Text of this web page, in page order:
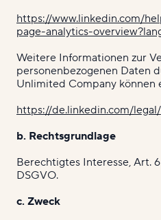
https://www.linkedin.com/
page-analytics-
Weitere Informationen zur
personenbezogenen Daten
Unlimited Company können
https://de.linkedin.com/
b. Rechtsgrundlage
Berechtigtes Interesse, Art. 6
DSGVO.
c. Zweck